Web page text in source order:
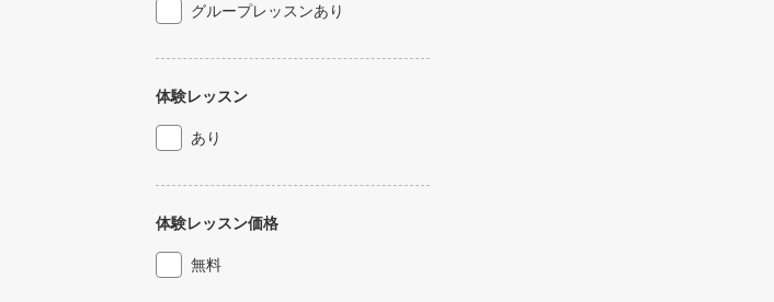
グループレッスンあり
体験レッスン
あり
体験レッスン価格
無料